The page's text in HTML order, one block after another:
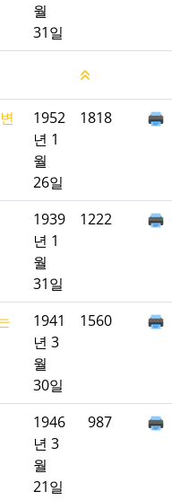
월
31일
1952
년 1
월
26일
1818
1939
년 1
월
31일
1222
1941
년 3
월
30일
1560
1946
년 3
월
21일
987